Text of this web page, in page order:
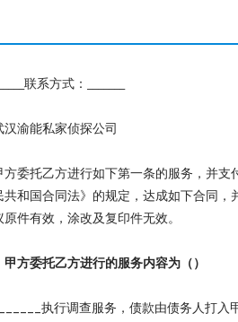
联系方式：_______
渝能私家侦探公司
托乙方进行如下第一条的服务，并支
共和国合同法》的规定，达成如下合同，
件有效，涂改及复印件无效。
委托乙方进行的服务内容为（）
执行调查服务，债款由债务人打入